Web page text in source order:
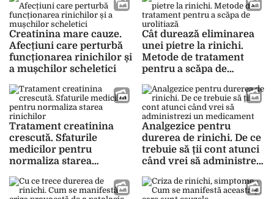
Creatinina mare cauze.
Afecțiuni care perturbă
funcționarea rinichilor și
a mușchilor scheletici
Cât durează eliminarea
unei pietre la rinichi.
Metode de tratament
pentru a scăpa de
Tratament creatinina
crescută. Sfaturile
medicilor pentru
normaliza starea
Analgezice pentru
durerea de rinichi. De ce
trebuie să ții cont atunci
când vrei să administrezi